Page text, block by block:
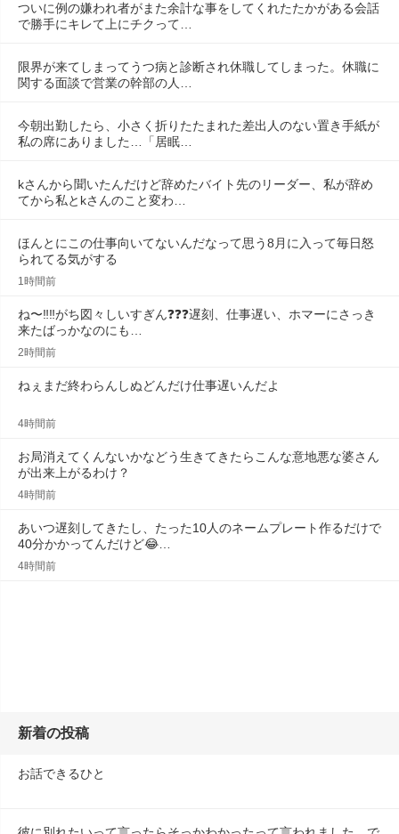
ついに例の嫌われ者がまた余計な事をしてくれたたかがある会話
で勝手にキレて上にチクって…
限界が来てしまってうつ病と診断され休職してしまった。休職に
関する面談で営業の幹部の人…
今朝出勤したら、小さく折りたたまれた差出人のない置き手紙が
私の席にありました…「居眠…
kさんから聞いたんだけど辞めたバイト先のリーダー、私が辞め
てから私とkさんのこと変わ…
ほんとにこの仕事向いてないんだなって思う8月に入って毎日怒
られてる気がする
1時間前
ね〜‼️‼️がち図々しいすぎん❓❓❓遅刻、仕事遅い、ホマーにさっき
来たばっかなのにも…
2時間前
ねぇまだ終わらんしぬどんだけ仕事遅いんだよ
4時間前
お局消えてくんないかなどう生きてきたらこんな意地悪な婆さん
が出来上がるわけ？
4時間前
あいつ遅刻してきたし、たった10人のネームプレート作るだけで
40分かかってんだけど😂…
4時間前
新着の投稿
お話できるひと